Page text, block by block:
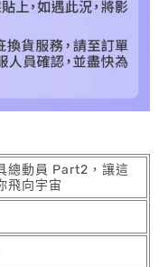
總動員 Part2，讓這
飛向宇宙